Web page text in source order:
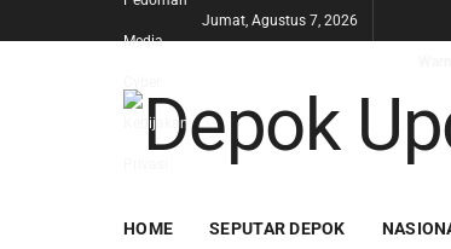
Media
Kebijakan
Jumat, Agustus 7, 2026
HOME SEPUTAR DEPOK